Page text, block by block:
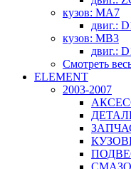
кузов: MA7
двиг.:
кузов: MB3
двиг.:
Смотреть
ELEMENT
2003-2007